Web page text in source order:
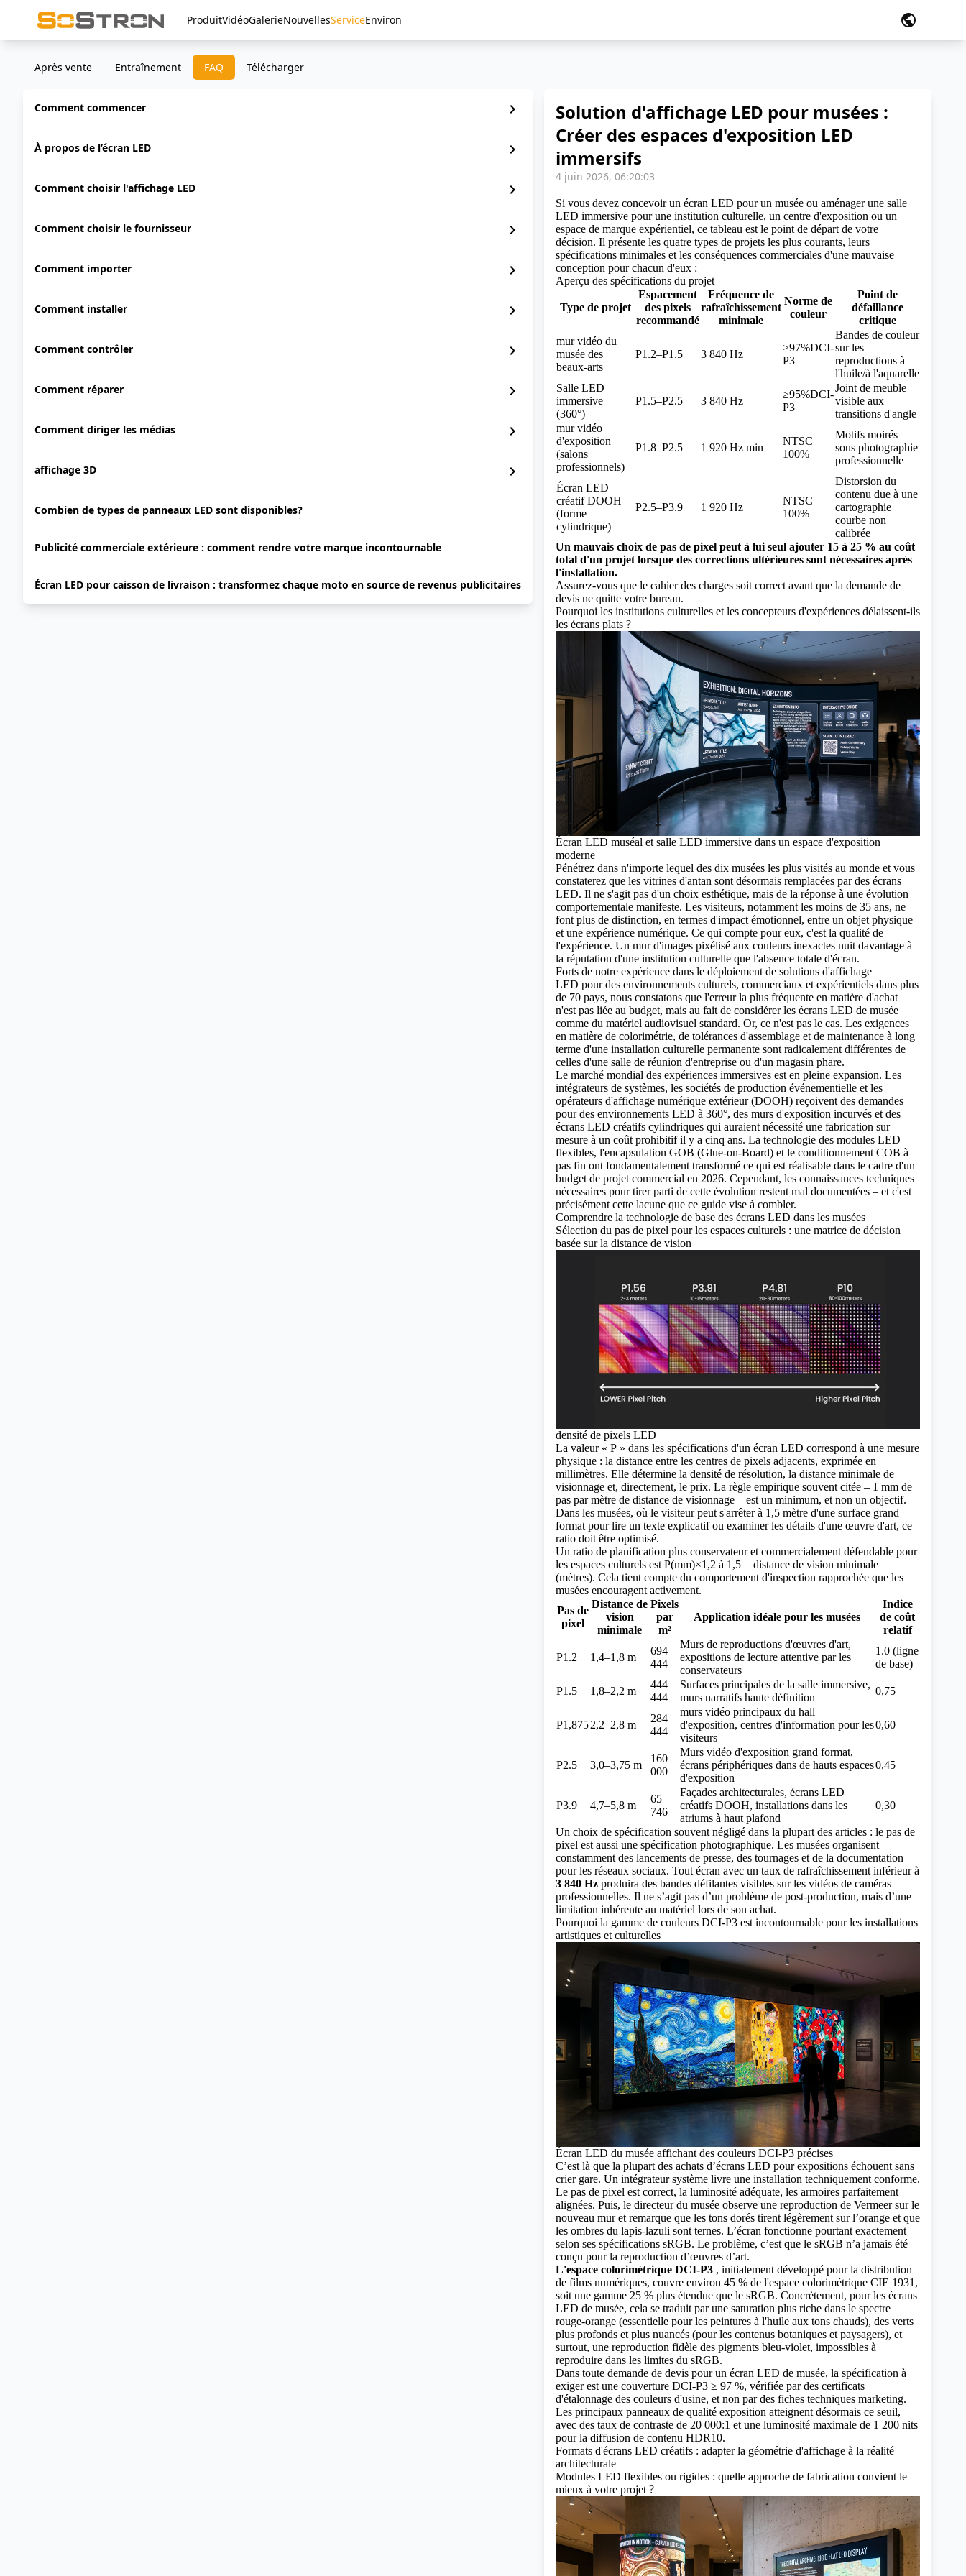
ProduitVidéoGalerieNouvellesServiceEnviron public
Après vente Entraînement FAQ Télécharger
Comment commencer chevron_right
À propos de l’écran LED chevron_right
Comment choisir l'affichage LED chevron_right
Comment choisir le fournisseur chevron_right
Comment importer chevron_right
Comment installer chevron_right
Comment contrôler chevron_right
Comment réparer chevron_right
Comment diriger les médias chevron_right
affichage 3D chevron_right
Combien de types de panneaux LED sont disponibles?
Publicité commerciale extérieure : comment rendre votre marque incontournable
Écran LED pour caisson de livraison : transformez chaque moto en source de revenus publicitaires
Solution d'affichage LED pour musées :
Créer des espaces d'exposition LED
immersifs
4 juin 2026, 06:20:03
Si vous devez concevoir un écran LED pour un musée ou aménager une salle
LED immersive pour une institution culturelle, un centre d'exposition ou un
espace de marque expérientiel, ce tableau est le point de départ de votre
décision. Il présente les quatre types de projets les plus courants, leurs
spécifications minimales et les conséquences commerciales d'une mauvaise
conception pour chacun d'eux :
Aperçu des spécifications du projet
Type de projet
Espacement
des pixels
recommandé
Fréquence de
rafraîchissement
minimale
Norme de
couleur
Point de
défaillance
critique
mur vidéo du
musée des
beaux-arts
P1.2–P1.5 3 840 Hz
≥97%DCI-
P3
Bandes de couleur
sur les
reproductions à
l'huile/à l'aquarelle
Salle LED
immersive
(360°)
P1.5–P2.5 3 840 Hz
≥95%DCI-
P3
Joint de meuble
visible aux
transitions d'angle
mur vidéo
d'exposition
(salons
professionnels)
P1.8–P2.5 1 920 Hz min
NTSC
100%
Motifs moirés
sous photographie
professionnelle
Écran LED
créatif DOOH
(forme
cylindrique)
P2.5–P3.9 1 920 Hz
NTSC
100%
Distorsion du
contenu due à une
cartographie
courbe non
calibrée
Un mauvais choix de pas de pixel peut à lui seul ajouter 15 à 25 % au coût
total d'un projet lorsque des corrections ultérieures sont nécessaires après
l'installation.
Assurez-vous que le cahier des charges soit correct avant que la demande de
devis ne quitte votre bureau.
Pourquoi les institutions culturelles et les concepteurs d'expériences délaissent-ils
les écrans plats ?
Écran LED muséal et salle LED immersive dans un espace d'exposition
moderne
Pénétrez dans n'importe lequel des dix musées les plus visités au monde et vous
constaterez que les vitrines d'antan sont désormais remplacées par des écrans
LED. Il ne s'agit pas d'un choix esthétique, mais de la réponse à une évolution
comportementale manifeste. Les visiteurs, notamment les moins de 35 ans, ne
font plus de distinction, en termes d'impact émotionnel, entre un objet physique
et une expérience numérique. Ce qui compte pour eux, c'est la qualité de
l'expérience. Un mur d'images pixélisé aux couleurs inexactes nuit davantage à
la réputation d'une institution culturelle que l'absence totale d'écran.
Forts de notre expérience dans le déploiement de solutions d'affichage
LED pour des environnements culturels, commerciaux et expérientiels dans plus
de 70 pays, nous constatons que l'erreur la plus fréquente en matière d'achat
n'est pas liée au budget, mais au fait de considérer les écrans LED de musée
comme du matériel audiovisuel standard. Or, ce n'est pas le cas. Les exigences
en matière de colorimétrie, de tolérances d'assemblage et de maintenance à long
terme d'une installation culturelle permanente sont radicalement différentes de
celles d'une salle de réunion d'entreprise ou d'un magasin phare.
Le marché mondial des expériences immersives est en pleine expansion. Les
intégrateurs de systèmes, les sociétés de production événementielle et les
opérateurs d'affichage numérique extérieur (DOOH) reçoivent des demandes
pour des environnements LED à 360°, des murs d'exposition incurvés et des
écrans LED créatifs cylindriques qui auraient nécessité une fabrication sur
mesure à un coût prohibitif il y a cinq ans. La technologie des modules LED
flexibles, l'encapsulation GOB (Glue-on-Board) et le conditionnement COB à
pas fin ont fondamentalement transformé ce qui est réalisable dans le cadre d'un
budget de projet commercial en 2026. Cependant, les connaissances techniques
nécessaires pour tirer parti de cette évolution restent mal documentées – et c'est
précisément cette lacune que ce guide vise à combler.
Comprendre la technologie de base des écrans LED dans les musées
Sélection du pas de pixel pour les espaces culturels : une matrice de décision
basée sur la distance de vision
densité de pixels LED
La valeur « P » dans les spécifications d'un écran LED correspond à une mesure
physique : la distance entre les centres de pixels adjacents, exprimée en
millimètres. Elle détermine la densité de résolution, la distance minimale de
visionnage et, directement, le prix. La règle empirique souvent citée – 1 mm de
pas par mètre de distance de visionnage – est un minimum, et non un objectif.
Dans les musées, où le visiteur peut s'arrêter à 1,5 mètre d'une surface grand
format pour lire un texte explicatif ou examiner les détails d'une œuvre d'art, ce
ratio doit être optimisé.
Un ratio de planification plus conservateur et commercialement défendable pour
les espaces culturels est P(mm)×1,2 à 1,5 = distance de vision minimale
(mètres). Cela tient compte du comportement d'inspection rapprochée que les
musées encouragent activement.
Pas de
pixel
Distance de
vision
minimale
Pixels
par
m²
Application idéale pour les musées
Indice
de coût
relatif
P1.2 1,4–1,8 m
694
444
Murs de reproductions d'œuvres d'art,
expositions de lecture attentive par les
conservateurs
1.0 (ligne
de base)
P1.5 1,8–2,2 m
444
444
Surfaces principales de la salle immersive,
murs narratifs haute définition
0,75
P1,8752,2–2,8 m
284
444
murs vidéo principaux du hall
d'exposition, centres d'information pour les
visiteurs
0,60
P2.5 3,0–3,75 m
160
000
Murs vidéo d'exposition grand format,
écrans périphériques dans de hauts espaces
d'exposition
0,45
P3.9 4,7–5,8 m
65
746
Façades architecturales, écrans LED
créatifs DOOH, installations dans les
atriums à haut plafond
0,30
Un choix de spécification souvent négligé dans la plupart des articles : le pas de
pixel est aussi une spécification photographique. Les musées organisent
constamment des lancements de presse, des tournages et de la documentation
pour les réseaux sociaux. Tout écran avec un taux de rafraîchissement inférieur à
3 840 Hz produira des bandes défilantes visibles sur les vidéos de caméras
professionnelles. Il ne s’agit pas d’un problème de post-production, mais d’une
limitation inhérente au matériel lors de son achat.
Pourquoi la gamme de couleurs DCI-P3 est incontournable pour les installations
artistiques et culturelles
Écran LED du musée affichant des couleurs DCI-P3 précises
C’est là que la plupart des achats d’écrans LED pour expositions échouent sans
crier gare. Un intégrateur système livre une installation techniquement conforme.
Le pas de pixel est correct, la luminosité adéquate, les armoires parfaitement
alignées. Puis, le directeur du musée observe une reproduction de Vermeer sur le
nouveau mur et remarque que les tons dorés tirent légèrement sur l’orange et que
les ombres du lapis-lazuli sont ternes. L’écran fonctionne pourtant exactement
selon ses spécifications sRGB. Le problème, c’est que le sRGB n’a jamais été
conçu pour la reproduction d’œuvres d’art.
L'espace colorimétrique DCI-P3 , initialement développé pour la distribution
de films numériques, couvre environ 45 % de l'espace colorimétrique CIE 1931,
soit une gamme 25 % plus étendue que le sRGB. Concrètement, pour les écrans
LED de musée, cela se traduit par une saturation plus riche dans le spectre
rouge-orange (essentielle pour les peintures à l'huile aux tons chauds), des verts
plus profonds et plus nuancés (pour les contenus botaniques et paysagers), et
surtout, une reproduction fidèle des pigments bleu-violet, impossibles à
reproduire dans les limites du sRGB.
Dans toute demande de devis pour un écran LED de musée, la spécification à
exiger est une couverture DCI-P3 ≥ 97 %, vérifiée par des certificats
d'étalonnage des couleurs d'usine, et non par des fiches techniques marketing.
Les principaux panneaux de qualité exposition atteignent désormais ce seuil,
avec des taux de contraste de 20 000:1 et une luminosité maximale de 1 200 nits
pour la diffusion de contenu HDR10.
Formats d'écrans LED créatifs : adapter la géométrie d'affichage à la réalité
architecturale
Modules LED flexibles ou rigides : quelle approche de fabrication convient le
mieux à votre projet ?